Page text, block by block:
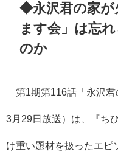
◆永沢君の家
ます会」は忘
のか
第1期第116話「永沢君
3月29日放送）は、『ち
け重い題材を扱ったエピ